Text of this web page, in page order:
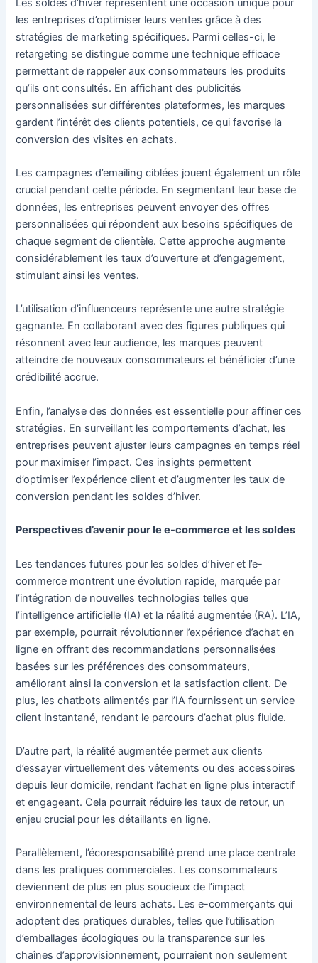
Les soldes d’hiver représentent une occasion unique pour
les entreprises d’optimiser leurs ventes grâce à des
stratégies de marketing spécifiques. Parmi celles-ci, le
retargeting se distingue comme une technique efficace
permettant de rappeler aux consommateurs les produits
qu’ils ont consultés. En affichant des publicités
personnalisées sur différentes plateformes, les marques
gardent l’intérêt des clients potentiels, ce qui favorise la
conversion des visites en achats.
Les campagnes d’emailing ciblées jouent également un rôle
crucial pendant cette période. En segmentant leur base de
données, les entreprises peuvent envoyer des offres
personnalisées qui répondent aux besoins spécifiques de
chaque segment de clientèle. Cette approche augmente
considérablement les taux d’ouverture et d’engagement,
stimulant ainsi les ventes.
L’utilisation d’influenceurs représente une autre stratégie
gagnante. En collaborant avec des figures publiques qui
résonnent avec leur audience, les marques peuvent
atteindre de nouveaux consommateurs et bénéficier d’une
crédibilité accrue.
Enfin, l’analyse des données est essentielle pour affiner ces
stratégies. En surveillant les comportements d’achat, les
entreprises peuvent ajuster leurs campagnes en temps réel
pour maximiser l’impact. Ces insights permettent
d’optimiser l’expérience client et d’augmenter les taux de
conversion pendant les soldes d’hiver.
Perspectives d’avenir pour le e-commerce et les soldes
Les tendances futures pour les soldes d’hiver et l’e-
commerce montrent une évolution rapide, marquée par
l’intégration de nouvelles technologies telles que
l’intelligence artificielle (IA) et la réalité augmentée (RA). L’IA,
par exemple, pourrait révolutionner l’expérience d’achat en
ligne en offrant des recommandations personnalisées
basées sur les préférences des consommateurs,
améliorant ainsi la conversion et la satisfaction client. De
plus, les chatbots alimentés par l’IA fournissent un service
client instantané, rendant le parcours d’achat plus fluide.
D’autre part, la réalité augmentée permet aux clients
d’essayer virtuellement des vêtements ou des accessoires
depuis leur domicile, rendant l’achat en ligne plus interactif
et engageant. Cela pourrait réduire les taux de retour, un
enjeu crucial pour les détaillants en ligne.
Parallèlement, l’écoresponsabilité prend une place centrale
dans les pratiques commerciales. Les consommateurs
deviennent de plus en plus soucieux de l’impact
environnemental de leurs achats. Les e-commerçants qui
adoptent des pratiques durables, telles que l’utilisation
d’emballages écologiques ou la transparence sur les
chaînes d’approvisionnement, pourraient non seulement